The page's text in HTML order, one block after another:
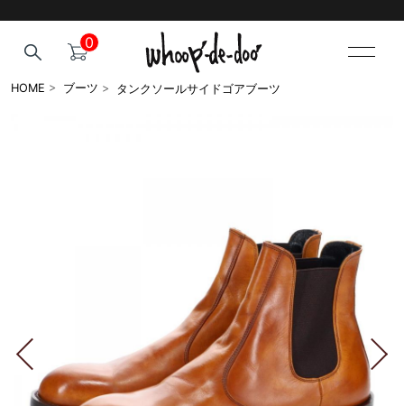
0
HOME > ブーツ > タンクソールサイドゴアブーツ